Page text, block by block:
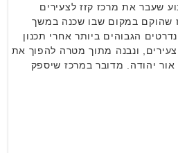
שעבר את מרכז קזז לצעירים
שהוקם במקום שבו שכנה במשך
הגבוהים ביותר אחרי תכנון
ונבנה מתוך מטרה להפוך את
יהודה. מדובר במרכז שיספק